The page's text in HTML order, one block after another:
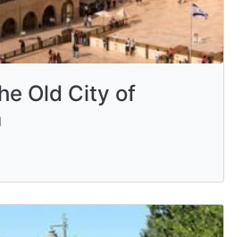
Old City of